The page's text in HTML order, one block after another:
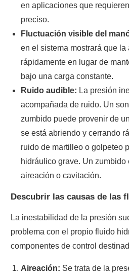
en aplicaciones que
preciso.
Fluctuación visible del
en el sistema mostrará que
rápidamente en lugar de
bajo una carga constante.
Ruido audible: La presión
acompañada de ruido. Un
zumbido puede provenir de
se está abriendo y cerrando
ruido de martilleo o golpeteo
hidráulico grave. Un
aireación o cavitación.
Descubrir las causas de las
La inestabilidad de la presión
problema con el propio fluido
componentes de control
Aireación: Se trata de la